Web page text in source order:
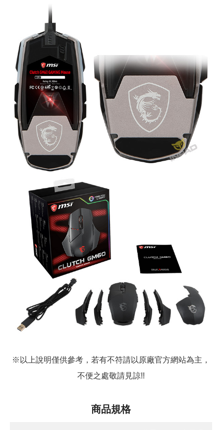
※以上說明僅供參考，若有不符請以原廠官方網站為主，
不便之處敬請見諒!!
商品規格